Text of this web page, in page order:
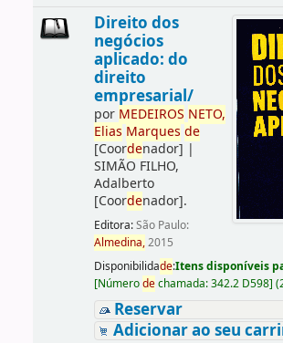
Direito dos
negócios
aplicado: do
direito
empresarial/
por MEDEIROS NETO,
Elias Marques de
[Coordenador] |
SIMÃO FILHO,
Adalberto
[Coordenador].
Editora:São Paulo:
Almedina,2015
Disponibilidade:Itens disponíveis
[Númerodechamada:342.2 D598]
Reservar
Adicionar ao seu